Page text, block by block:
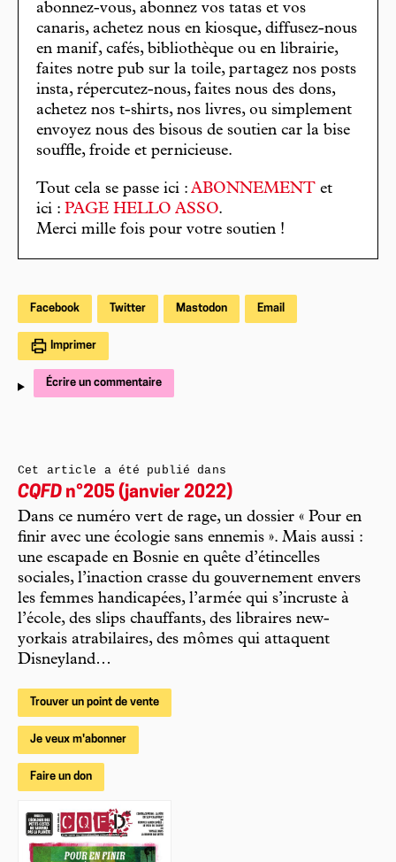
abonnez-vous, abonnez vos tatas et vos
canaris, achetez nous en kiosque, diffusez-nous
en manif, cafés, bibliothèque ou en librairie,
faites notre pub sur la toile, partagez nos posts
insta, répercutez-nous, faites nous des dons,
achetez nos t-shirts, nos livres, ou simplement
envoyez nous des bisous de soutien car la bise
souffle, froide et pernicieuse.
Tout cela se passe ici : ABONNEMENT et
ici : PAGE HELLO ASSO.
Merci mille fois pour votre soutien !
Facebook Twitter Mastodon Email
Imprimer
Écrire un commentaire
Cet article a été publié dans
CQFD n°205 (janvier 2022)
Dans ce numéro vert de rage, un dossier « Pour en
finir avec une écologie sans ennemis ». Mais aussi :
une escapade en Bosnie en quête d’étincelles
sociales, l’inaction crasse du gouvernement envers
les femmes handicapées, l’armée qui s’incruste à
l’école, des slips chauffants, des libraires new-
yorkais atrabilaires, des mômes qui attaquent
Disneyland…
Trouver un point de vente
Je veux m'abonner
Faire un don